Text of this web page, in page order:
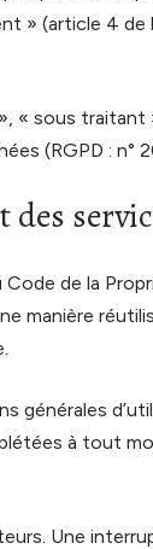
» (article 4 de
« sous traitant
(RGPD : n°
de la
manière
générales
à tout
Une